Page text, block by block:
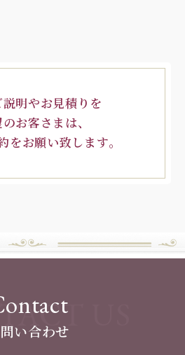
明やお見積りを
お客さまは、
をお願い致します。
い合わせ US